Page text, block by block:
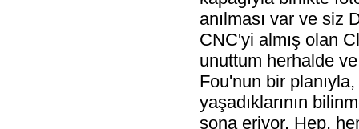
anılması var ve siz
CNC'yi almış olan
unuttum herhalde
Fou'nun bir
yaşadıklarının
sona eriyor. Hep,